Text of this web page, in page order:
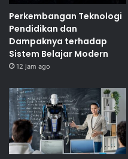
Perkembangan Teknologi
Pendidikan dan
Dampaknya terhadap
Sistem Belajar Modern
12 jam ago